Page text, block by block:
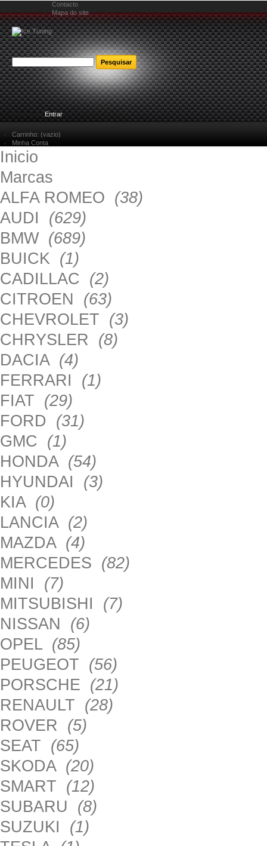
Contacto
Mapa do site
Bem-vindoEntrar
Carrinho: (vazio)
Minha Conta
Inicio
Marcas
ALFA ROMEO (38)
AUDI (629)
BMW (689)
BUICK (1)
CADILLAC (2)
CITROEN (63)
CHEVROLET (3)
CHRYSLER (8)
DACIA (4)
FERRARI (1)
FIAT (29)
FORD (31)
GMC (1)
HONDA (54)
HYUNDAI (3)
KIA (0)
LANCIA (2)
MAZDA (4)
MERCEDES (82)
MINI (7)
MITSUBISHI (7)
NISSAN (6)
OPEL (85)
PEUGEOT (56)
PORSCHE (21)
RENAULT (28)
ROVER (5)
SEAT (65)
SKODA (20)
SMART (12)
SUBARU (8)
SUZUKI (1)